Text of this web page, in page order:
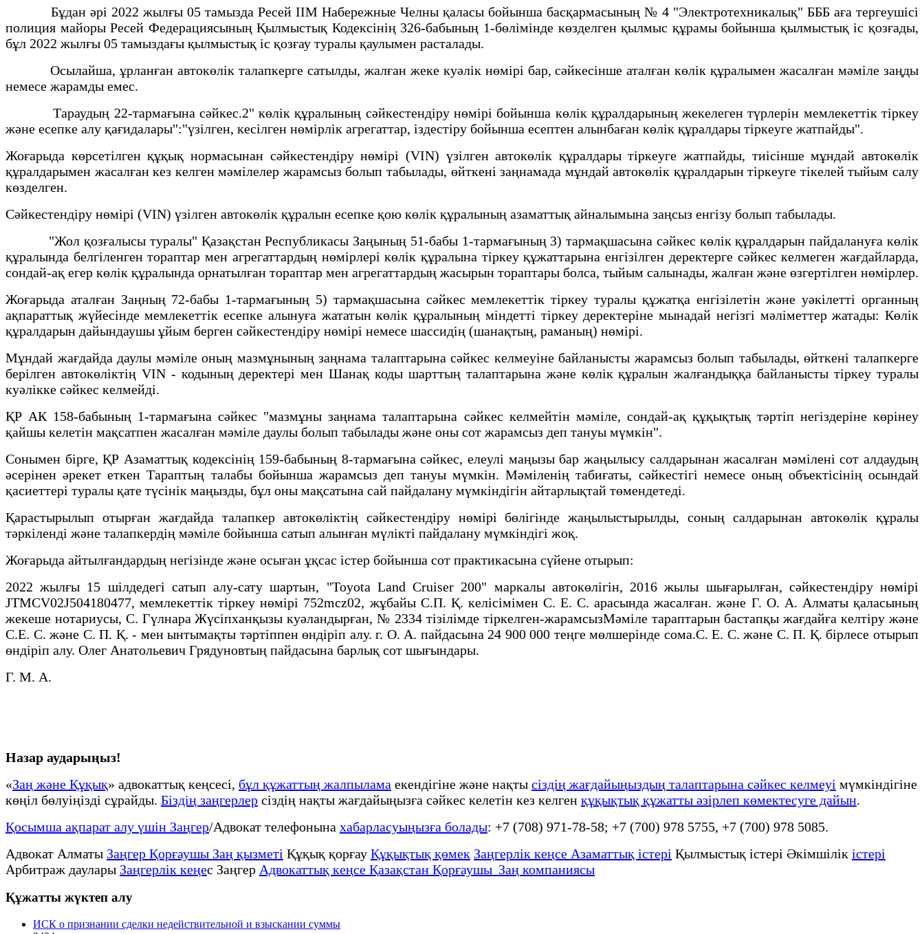
Бұдан әрі 2022 жылғы 05 тамызда Ресей ІІМ Набережные Челны қаласы бойынша басқармасының № 4 "Электротехникалық" БББ аға тергеушісі
полиция майоры Ресей Федерациясының Қылмыстық Кодексінің 326-бабының 1-бөлімінде көзделген қылмыс құрамы бойынша қылмыстық іс қозғады,
бұл 2022 жылғы 05 тамыздағы қылмыстық іс қозғау туралы қаулымен расталады.
Осылайша, ұрланған автокөлік талапкерге сатылды, жалған жеке куәлік нөмірі бар, сәйкесінше аталған көлік құралымен жасалған мәміле заңды
немесе жарамды емес.
Тараудың 22-тармағына сәйкес.2" көлік құралының сәйкестендіру нөмірі бойынша көлік құралдарының жекелеген түрлерін мемлекеттік тіркеу
және есепке алу қағидалары":"үзілген, кесілген нөмірлік агрегаттар, іздестіру бойынша есептен алынбаған көлік құралдары тіркеуге жатпайды".
Жоғарыда көрсетілген құқық нормасынан сәйкестендіру нөмірі (VIN) үзілген автокөлік құралдары тіркеуге жатпайды, тиісінше мұндай автокөлік
құралдарымен жасалған кез келген мәмілелер жарамсыз болып табылады, өйткені заңнамада мұндай автокөлік құралдарын тіркеуге тікелей тыйым салу
көзделген.
Сәйкестендіру нөмірі (VIN) үзілген автокөлік құралын есепке қою көлік құралының азаматтық айналымына заңсыз енгізу болып табылады.
"Жол қозғалысы туралы" Қазақстан Республикасы Заңының 51-бабы 1-тармағының 3) тармақшасына сәйкес көлік құралдарын пайдалануға көлік
құралында белгіленген тораптар мен агрегаттардың нөмірлері көлік құралына тіркеу құжаттарына енгізілген деректерге сәйкес келмеген жағдайларда,
сондай-ақ егер көлік құралында орнатылған тораптар мен агрегаттардың жасырын тораптары болса, тыйым салынады, жалған және өзгертілген нөмірлер.
Жоғарыда аталған Заңның 72-бабы 1-тармағының 5) тармақшасына сәйкес мемлекеттік тіркеу туралы құжатқа енгізілетін және уәкілетті органның
ақпараттық жүйесінде мемлекеттік есепке алынуға жататын көлік құралының міндетті тіркеу деректеріне мынадай негізгі мәліметтер жатады: Көлік
құралдарын дайындаушы ұйым берген сәйкестендіру нөмірі немесе шассидің (шанақтың, раманың) нөмірі.
Мұндай жағдайда даулы мәміле оның мазмұнының заңнама талаптарына сәйкес келмеуіне байланысты жарамсыз болып табылады, өйткені талапкерге
берілген автокөліктің VIN - кодының деректері мен Шанақ коды шарттың талаптарына және көлік құралын жалғандыққа байланысты тіркеу туралы
куәлікке сәйкес келмейді.
ҚР АК 158-бабының 1-тармағына сәйкес "мазмұны заңнама талаптарына сәйкес келмейтін мәміле, сондай-ақ құқықтық тәртіп негіздеріне көрінеу
қайшы келетін мақсатпен жасалған мәміле даулы болып табылады және оны сот жарамсыз деп тануы мүмкін".
Сонымен бірге, ҚР Азаматтық кодексінің 159-бабының 8-тармағына сәйкес, елеулі маңызы бар жаңылысу салдарынан жасалған мәмілені сот алдаудың
әсерінен әрекет еткен Тараптың талабы бойынша жарамсыз деп тануы мүмкін. Мәміленің табиғаты, сәйкестігі немесе оның объектісінің осындай
қасиеттері туралы қате түсінік маңызды, бұл оны мақсатына сай пайдалану мүмкіндігін айтарлықтай төмендетеді.
Қарастырылып отырған жағдайда талапкер автокөліктің сәйкестендіру нөмірі бөлігінде жаңылыстырылды, соның салдарынан автокөлік құралы
тәркіленді және талапкердің мәміле бойынша сатып алынған мүлікті пайдалану мүмкіндігі жоқ.
Жоғарыда айтылғандардың негізінде және осыған ұқсас істер бойынша сот практикасына сүйене отырып:
2022 жылғы 15 шілдедегі сатып алу-сату шартын, "Toyota Land Cruiser 200" маркалы автокөлігін, 2016 жылы шығарылған, сәйкестендіру нөмірі
JTMCV02J504180477, мемлекеттік тіркеу нөмірі 752mcz02, жұбайы С.П. Қ. келісімімен С. Е. С. арасында жасалған. және Г. О. А. Алматы қаласының
жекеше нотариусы, С. Гүлнара Жүсіпханқызы куәландырған, № 2334 тізілімде тіркелген-жарамсызМәміле тараптарын бастапқы жағдайға келтіру және
С.Е. С. және С. П. Қ. - мен ынтымақты тәртіппен өндіріп алу. г. О. А. пайдасына 24 900 000 теңге мөлшерінде сома.С. Е. С. және С. П. Қ. бірлесе отырып
өндіріп алу. Олег Анатольевич Грядуновтың пайдасына барлық сот шығындары.
Г. М. А.
Назар аударыңыз!
«Заң және Құқық» адвокаттық кеңсесі, бұл құжаттың жалпылама екендігіне және нақты сіздің жағдайыңыздың талаптарына сәйкес келмеуі мүмкіндігіне
көңіл бөлуіңізді сұрайды. Біздің заңгерлер сіздің нақты жағдайыңызға сәйкес келетін кез келген құқықтық құжатты әзірлеп көмектесуге дайын.
Қосымша ақпарат алу үшін Заңгер/Адвокат телефонына хабарласуыңызға болады: +7 (708) 971-78-58; +7 (700) 978 5755, +7 (700) 978 5085.
Адвокат Алматы Заңгер Қорғаушы Заң қызметі Құқық қорғау Құқықтық қөмек Заңгерлік кеңсе Азаматтық істері Қылмыстық істері Әкімшілік істері
Арбитраж даулары Заңгерлік кеңес Заңгер Адвокаттық кеңсе Қазақстан Қорғаушы Заң компаниясы
Құжатты жүктеп алу
ИСК о признании сделки недействительной и взыскании суммы